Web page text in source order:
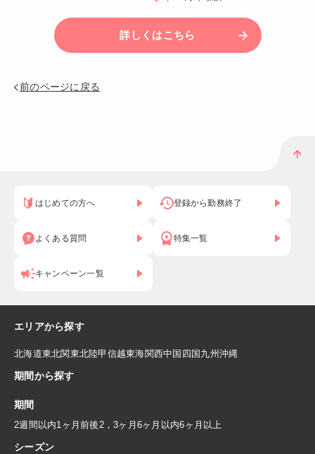
詳しくはこちら
前のページに戻る
はじめての方へ 登録から勤務終了
よくある質問 特集一覧
キャンペーン一覧
エリアから探す
北海道東北関東北陸甲信越東海関西中国 四国 九州 沖縄
期間から探す
期間
2週間以内1ヶ月前後2，3ヶ月 6ヶ月以内6ヶ月以上
シーズン